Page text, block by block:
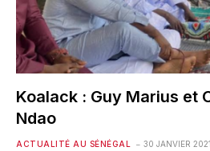
Koalack : Guy Marius et
Ndao
ACTUALITÉ AU SÉNÉGAL 30 JANVIER 2021